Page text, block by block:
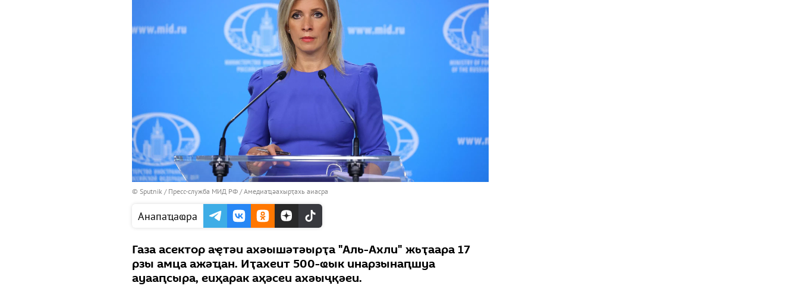
© Sputnik / Пресс-служба МИД РФ /Амедиаҵәахырҭахь аиасра
Анапаҵаҩра
Газа асектор аҿтәи ахәышәтәырҭа "Аль-Ахли" жьҭаара 17
рзы амца ажәҵан. Иҭахеит 500-ҩык инарзынаԥшуа
ауааԥсыра, еиҳарак аҳәсеи ахәыҷқәеи.